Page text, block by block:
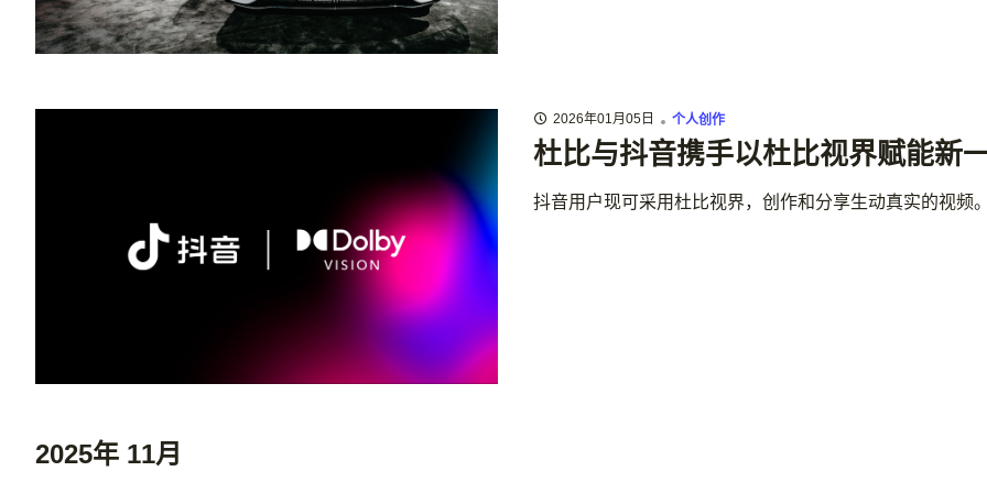
2026年01月05日 个人创作
杜比与抖音携手以杜比视界赋能新
抖音用户现可采用杜比视界，创作和分享生动真实的视频。
2025年 11月